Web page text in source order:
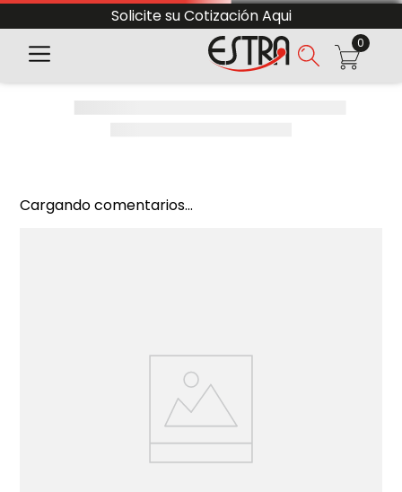
Solicite su Cotización Aqui
0
Cargando comentarios...